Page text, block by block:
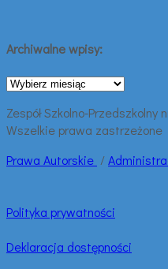
Archiwalne wpisy:
Archiwalne
Zespół Szkolno-
Wszelkie prawa zastrzeżone
Prawa Autorskie /
Polityka prywatności
Deklaracja dostępności